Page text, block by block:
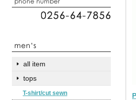
all item
tops
T-shirt/cut sewn